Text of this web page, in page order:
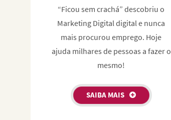
“Ficou sem crachá” descobriu o
Marketing Digital digital e nunca
mais procurou emprego. Hoje
ajuda milhares de pessoas a fazer o
mesmo!
SAIBA MAIS